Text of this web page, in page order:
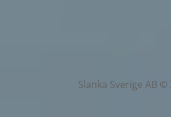
Slanka Sverige AB ©